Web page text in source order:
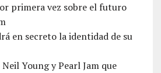
primera vez sobre el futuro
en secreto la identidad de su
Young y Pearl Jam que